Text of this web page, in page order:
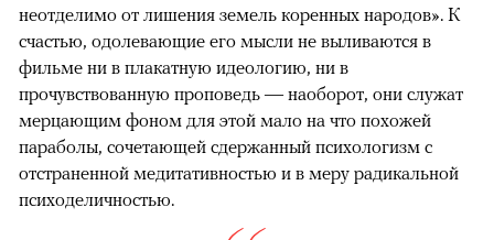
неотделимо от лишения земель коренных народов». К
счастью, одолевающие его мысли не выливаются в
фильме ни в плакатную идеологию, ни в
прочувствованную проповедь — наоборот, они служат
мерцающим фоном для этой мало на что похожей
параболы, сочетающей сдержанный психологизм с
отстраненной медитативностью и в меру радикальной
психоделичностью.